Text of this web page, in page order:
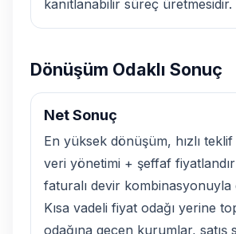
kanıtlanabilir süreç üretmesidir.
Dönüşüm Odaklı Sonuç
Net Sonuç
En yüksek dönüşüm, hızlı
veri yönetimi + şeffaf
faturalı devir kombinasyonuyla
Kısa vadeli fiyat odağı yerine
odağına geçen kurumlar, satış